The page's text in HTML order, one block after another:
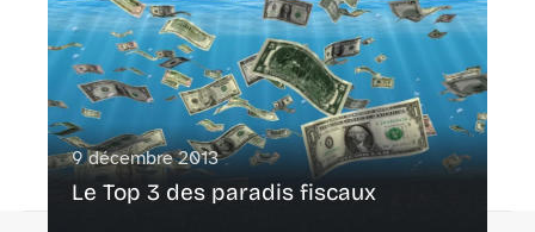
9 décembre 2013
Le Top 3 des paradis fiscaux